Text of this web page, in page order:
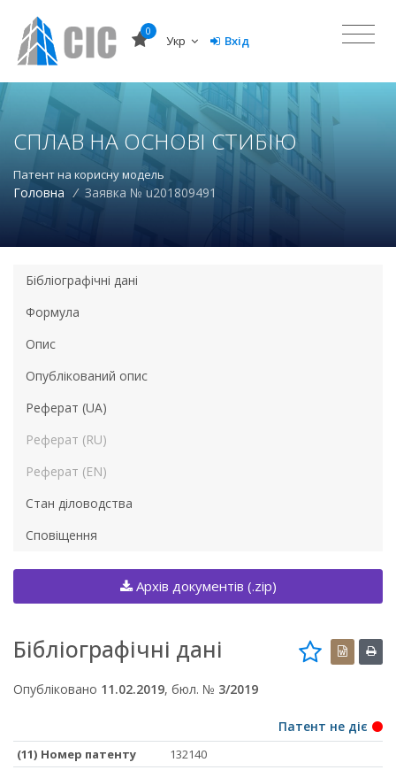
0
Укр Вхід
СПЛАВ НА ОСНОВІ СТИБІЮ
Патент на корисну модель
Головна / Заявка № u201809491
Бібліографічні дані
Формула
Опис
Опублікований опис
Реферат (UA)
Реферат (RU)
Реферат (EN)
Стан діловодства
Сповіщення
Архів документів (.zip)
Бібліографічні дані
Опубліковано 11.02.2019, бюл. № 3/2019
Патент не діє
(11) Номер патенту
132140